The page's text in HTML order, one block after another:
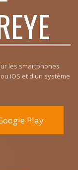
les smartphones
iOS et d'un système
Play